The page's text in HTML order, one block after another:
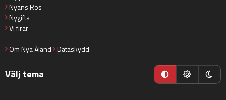
Nyans Ros
Nygifta
Vi firar
Om Nya Åland Dataskydd
Välj tema